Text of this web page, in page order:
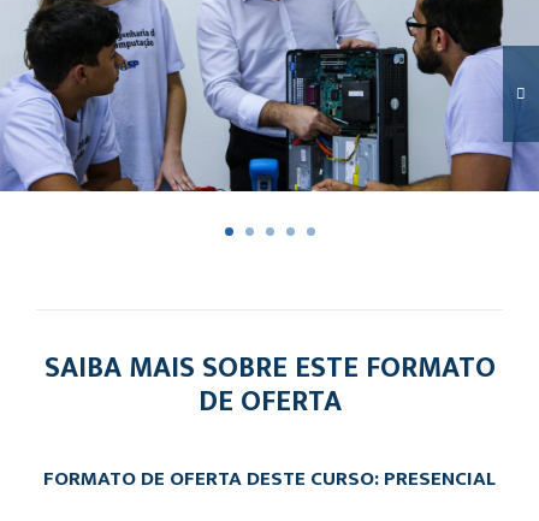
SAIBA MAIS SOBRE ESTE FORMATO
DE OFERTA
FORMATO DE OFERTA DESTE CURSO: PRESENCIAL